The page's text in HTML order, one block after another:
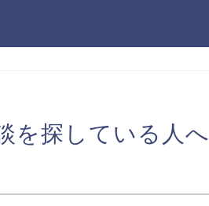
を探している人へ